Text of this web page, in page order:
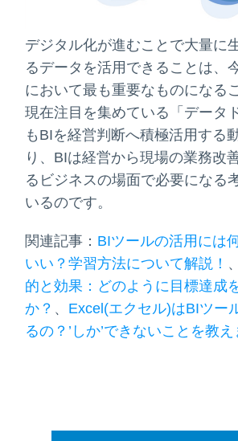
デジタル化が進むことで大量に
るデータを活用できることは、
において最も重要なものになる
現在注目を集めている「データ
もBIを経営判断へ積極活用する
り、BIは経営から現場の業務改
るビジネスの場面で必要になる
いるのです。
関連記事： BIツールの活用には
いい？学習方法について解説！ 、
的と効果：どのように目標達成
か？ 、 Excel(エクセル)はBIツー
るの？’しか’できないことを教え